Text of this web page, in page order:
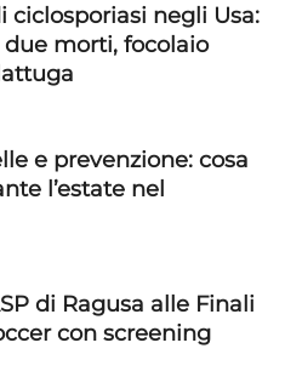
ciclosporiasi negli Usa:
due morti, focolaio
e prevenzione: cosa
l’estate nel
di Ragusa alle Finali
con screening